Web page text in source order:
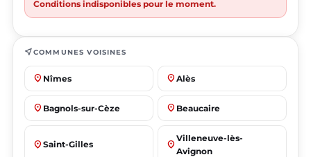
Conditions indisponibles pour le moment.
near_meCOMMUNES VOISINES
place Nîmes place Alès
place Bagnols-sur-Cèze place Beaucaire
place Saint-Gilles place
Villeneuve-lès-
Avignon